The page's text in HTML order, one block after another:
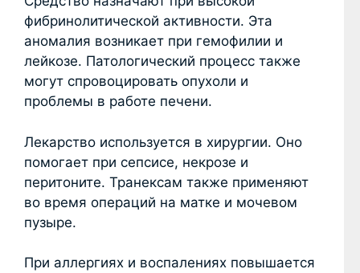
фибринолитической активности. Эта
аномалия возникает при гемофилии и
лейкозе. Патологический процесс также
могут спровоцировать опухоли и
проблемы в работе печени.
Лекарство используется в хирургии. Оно
помогает при сепсисе, некрозе и
перитоните. Транексам также применяют
во время операций на матке и мочевом
пузыре.
При аллергиях и воспалениях повышается